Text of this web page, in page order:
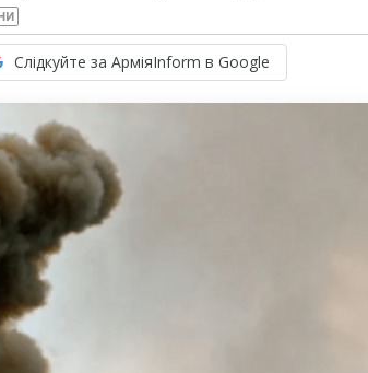
Слідкуйте за АрміяInform в Google